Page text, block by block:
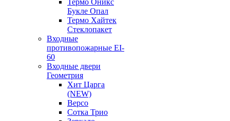
Термо Оникс
Букле Опал
Термо Хайтек
Стеклопакет
Входные
противопожарные EI-
60
Входные двери
Геометрия
Хит Царга
(NEW)
Версо
Сотка Трио